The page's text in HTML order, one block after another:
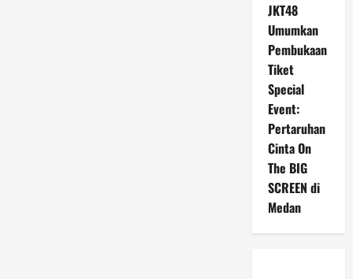
JKT48
Umumkan
Pembukaan
Tiket
Special
Event:
Pertaruhan
Cinta On
The BIG
SCREEN di
Medan